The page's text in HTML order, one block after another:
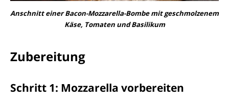
Anschnitt einer Bacon-Mozzarella-Bombe mit geschmolzenem
Käse, Tomaten und Basilikum
Zubereitung
Schritt 1: Mozzarella vorbereiten